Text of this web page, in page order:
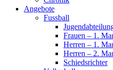
Angebote
Fussball
Frauen – 1.
Herren – 1.
Herren – 2.
Schiedsrichter